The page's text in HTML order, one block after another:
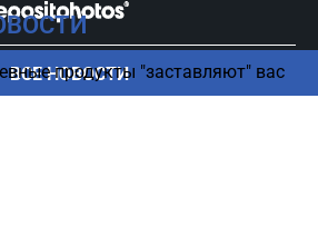
продукты "заставляют" вас
ВСЕ НОВОСТИ
права защищены